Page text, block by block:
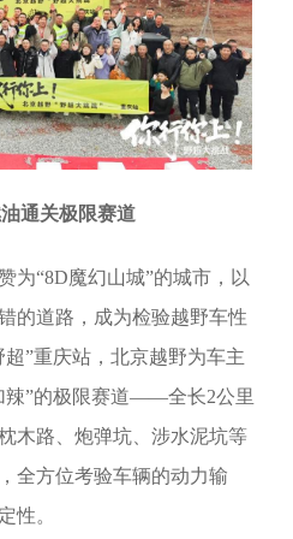
通关极限赛道
为“8D魔幻山城”的城市，以
的道路，成为检验越野车性
”重庆站，北京越野为车主
辣”的极限赛道——全长2公里
木路、炮弹坑、涉水泥坑等
全方位考验车辆的动力输
性。